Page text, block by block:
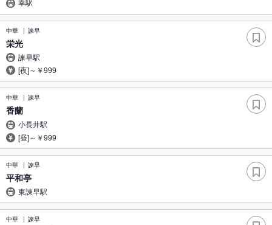
幸駅
中華 諫早
栄光
諫早駅
[夜]～￥999
中華 諫早
香蘭
小長井駅
[昼]～￥999
中華 諫早
平和亭
東諫早駅
中華 諫早